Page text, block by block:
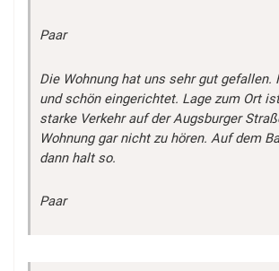
Paar
Die Wohnung hat uns sehr gut gefallen.
und schön eingerichtet. Lage zum Ort
starke Verkehr auf der Augsburger
Wohnung gar nicht zu hören. Auf dem
dann halt so.
Paar